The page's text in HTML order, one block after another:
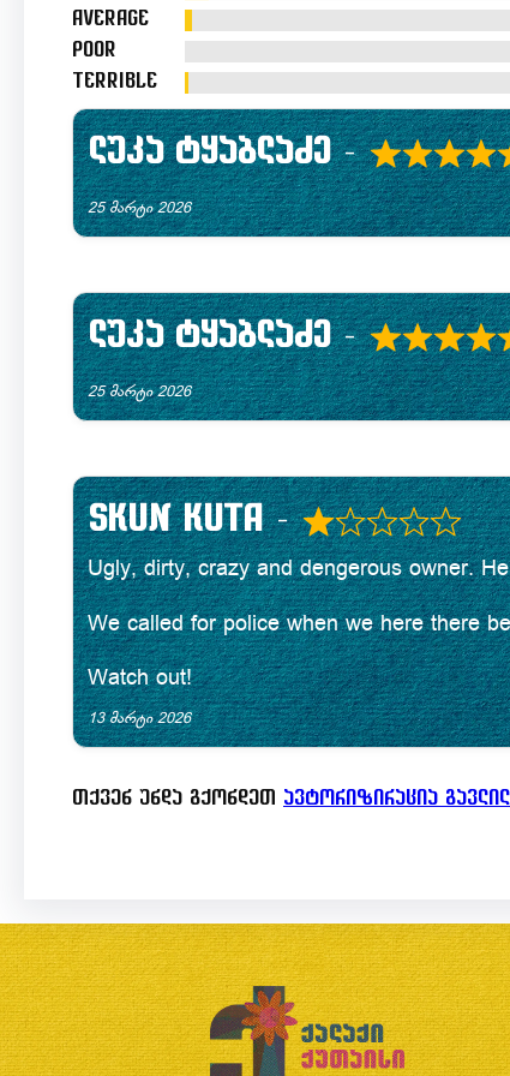
of
Average
Poor
Terrible
ლუკა ტყაბლაძე–
R
a
e
d
5
0
o
u
t
o
f
5
25 მარტი 2026
ლუკა ტყაბლაძე–
R
a
e
d
5
.
0
o
t
5
25 მარტი 2026
Skun Kuta–
R
a
t
e
d
.
u
t
o
Ugly, dirty, crazy and dengerous owner.
We called for police when we here there
Watch out!
13 მარტი 2026
თქვენ უნდა გქონდეთ ავტორიზირაცია გავლილი